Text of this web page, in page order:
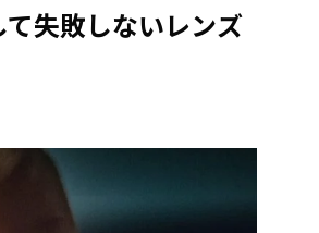
失敗しないレンズ